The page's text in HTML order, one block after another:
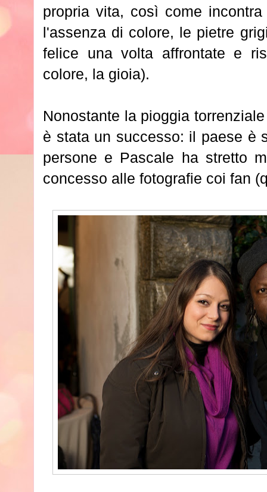
propria vita, così come
l'assenza di colore, le pietre
felice una volta affrontate e
colore, la gioia).
Nonostante la pioggia
è stata un successo: il paese è
persone e Pascale ha stretto
concesso alle fotografie coi fan